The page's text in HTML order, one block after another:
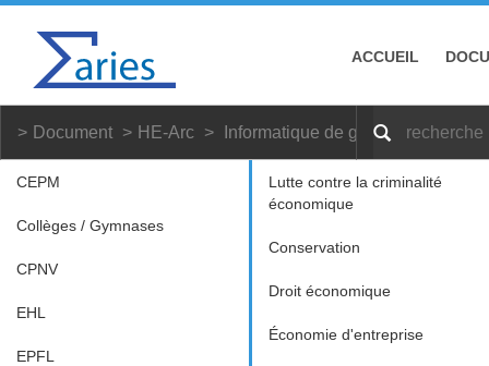
ACCUEIL
Document HE-Arc Informatique de gestion
CEPM
Collèges / Gymnases
CPNV
EHL
EPFL
Lutte contre la criminalité
économique
Conservation
Droit économique
Économie d'entreprise